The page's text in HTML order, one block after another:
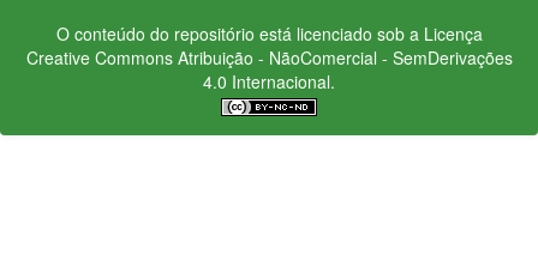
O conteúdo do repositório está licenciado sob a Licença
Creative CommonsAtribuição - NãoComercial - SemDerivações
4.0 Internacional.